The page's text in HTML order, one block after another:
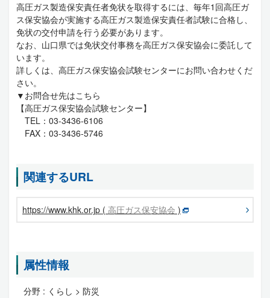
高圧ガス製造保安責任者免状を取得するには、毎年1回高圧ガ
ス保安協会が実施する高圧ガス製造保安責任者試験に合格し、
免状の交付申請を行う必要があります。
なお、山口県では免状交付事務を高圧ガス保安協会に委託して
います。
詳しくは、高圧ガス保安協会試験センターにお問い合わせくだ
さい。
▼お問合せ先はこちら
【高圧ガス保安協会試験センター】
TEL：03-3436-6106
FAX：03-3436-5746
関連するURL
https://www.khk.or.jp ( 高圧ガス保安協会 )
属性情報
分野 : くらし > 防災